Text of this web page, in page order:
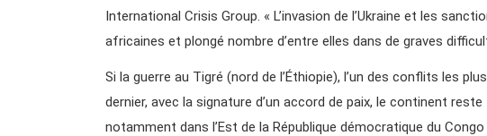
International Crisis Group. « L’invasion de l’Ukraine et les
africaines et plongé nombre d’entre elles dans de graves
Si la guerre au Tigré (nord de l’Éthiopie), l’un des conflits les
dernier, avec la signature d’un accord de paix, le continent
notamment dans l’Est de la République démocratique du